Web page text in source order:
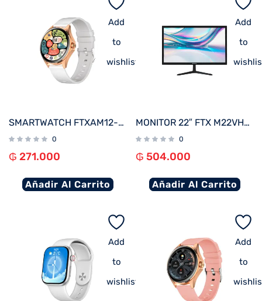
Add
to
wishlist
SMARTWATCH FTXAM12-RGW 49MM ROSE GOLD/GRIS ANDROID/IOS/BT/FREC. CARD
0
₲ 271.000
Añadir Al Carrito
Add
to
MONITOR 22″ FTX M22VHDBZL FHD VGA/HDMI/75HZ/5MS/BIVOLT C/BISEL
0
₲ 504.000
Añadir Al Carrito
Add
to
wishlist
Add
to